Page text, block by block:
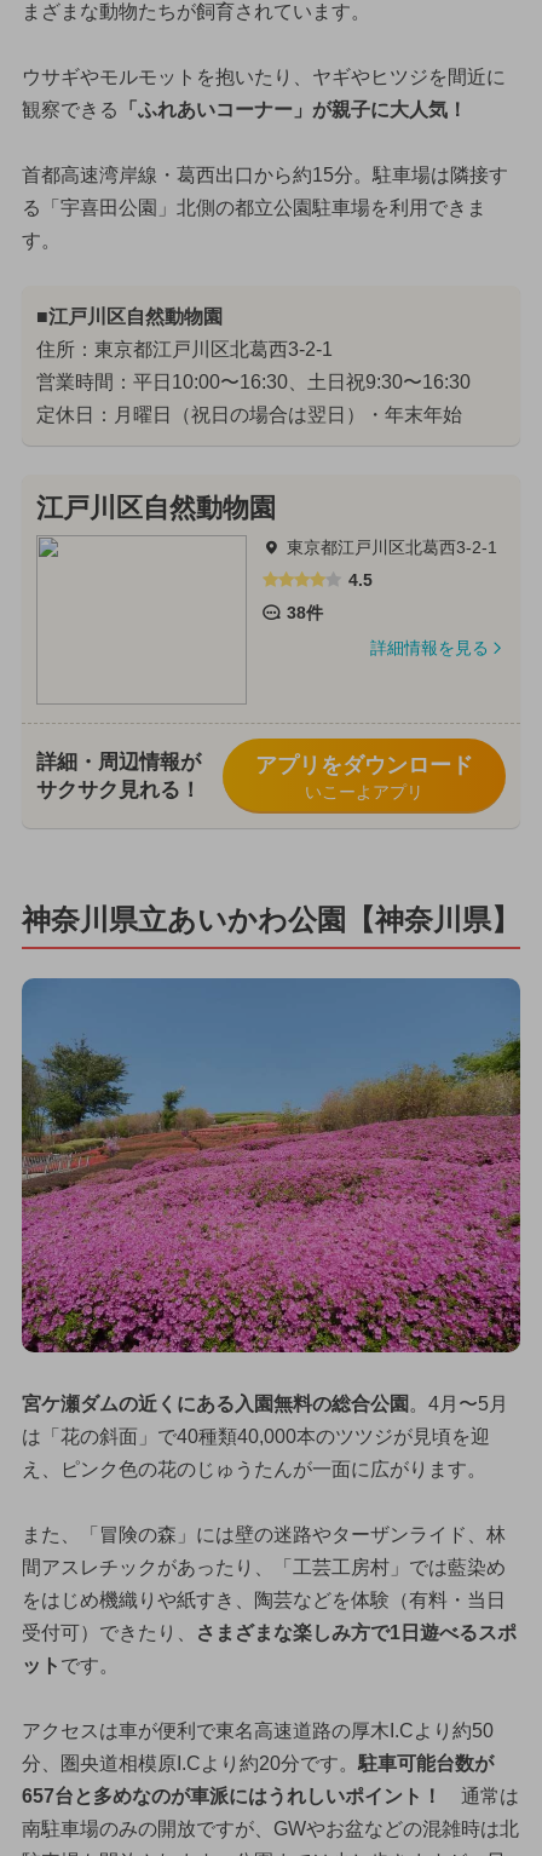
まざまな動物たちが飼育されています。
ウサギやモルモットを抱いたり、ヤギやヒツジを間近に
観察できる
「ふれあいコーナー」が親子に大人気！
首都高速湾岸線・葛西出口から約15分。駐車場は隣接す
る「宇喜田公園」北側の都立公園駐車場を利用できま
す。
■江戸川区自然動物園
住所：東京都江戸川区北葛西3-2-1
営業時間：平日10:00〜16:30、土日祝9:30〜16:30
定休日：月曜日（祝日の場合は翌日）・年末年始
江戸川区自然動物園
東京都江戸川区北葛西3-2-1
4.5
38件
詳細情報を見る
詳細・周辺情報が
サクサク見れる！
アプリをダウンロード
いこーよアプリ
神奈川県立あいかわ公園【神奈川県】
宮ケ瀬ダムの近くにある入園無料の総合公園 。4月〜5月
は「花の斜面」で40種類40,000本のツツジが見頃を迎
え、ピンク色の花のじゅうたんが一面に広がります。
また、「冒険の森」には壁の迷路やターザンライド、林
間アスレチックがあったり、「工芸工房村」では藍染め
をはじめ機織りや紙すき、陶芸などを体験（有料・当日
受付可）できたり、
さまざまな楽しみ方で1日遊べるスポ
ット です。
アクセスは車が便利で東名高速道路の厚木I.Cより約50
分、圏央道相模原I.Cより約20分です。 駐車可能台数が
657台と多めなのが車派にはうれしいポイント！
通常は
南駐車場のみの開放ですが、GWやお盆などの混雑時は北